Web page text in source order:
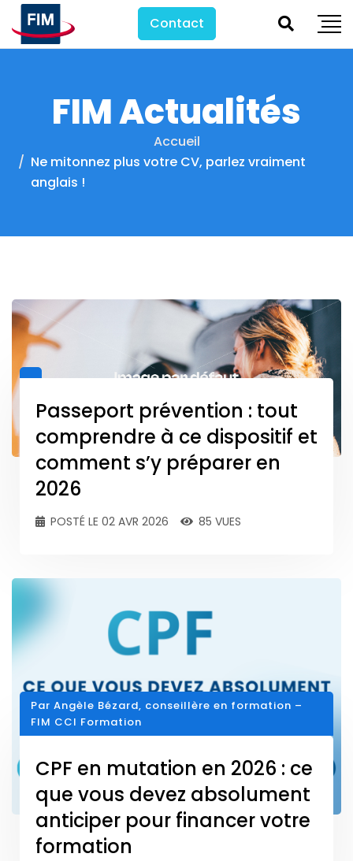
Contact
FIM Actualités
Accueil
Ne mitonnez plus votre CV, parlez vraiment
anglais !
Passeport prévention : tout
comprendre à ce dispositif et
comment s’y préparer en
2026
POSTÉ LE 02 AVR 2026 85 VUES
Par Angèle Bézard, conseillère en formation –
FIM CCI Formation
CPF en mutation en 2026 : ce
que vous devez absolument
anticiper pour financer votre
formation